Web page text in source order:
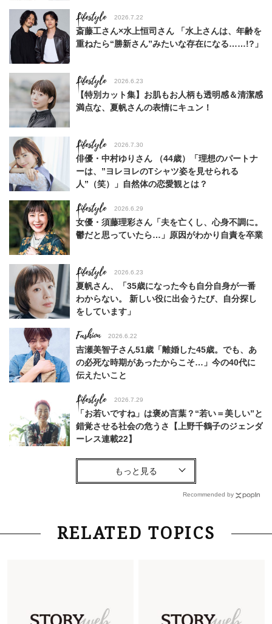
Lifestyle 2026.7.22
斎藤工さん×水上恒司さん 「水上さんは、年齢を
重ねたら“勝新さん”みたいな存在になる……!?」
Lifestyle 2026.6.23
【特別カット集】お肌もお人柄も透明感＆清潔感
満点な、夏帆さんの表情にキュン！
Lifestyle 2026.7.30
俳優・中村ゆりさん （44歳）「理想のパートナ
ーは、”ヨレヨレのTシャツ姿を見せられる
人”（笑）」自然体の恋愛観とは？
Lifestyle 2026.6.29
女優・須藤理彩さん「夫を亡くし、心身不調に。
鬱だと思っていたら…」原因がわかり自責を卒業
Lifestyle 2026.6.23
夏帆さん、「35歳になった今も自分自身が一番
わからない。 新しい役に出会うたび、自分探し
をしています」
Fashion 2026.6.22
吉瀬美智子さん51歳「離婚した45歳。でも、あ
の必死な時期があったからこそ…」今の40代に
伝えたいこと
Lifestyle 2026.7.29
「お若いですね」は褒め言葉？“若い＝美しい”と
錯覚させる社会の危うさ【上野千鶴子のジェンダ
ーレス連載22】
Fashion
中村ゆりさん「40代になり、やっと“仕事以外の
幸福感”に目が向いた」ライフスタイルも、服も
Fashion 2026.7.16
白黒でもこんなに華やぐ！40代、夏の「甘めト
「オシャレ」も整うトレンドトップス〈4選〉
Recommended by
RELATED TOPICS